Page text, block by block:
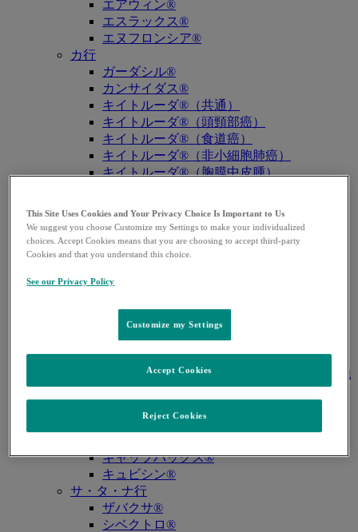
エアウィン®
エスラックス®
エヌフロンシア®
カ行
ガーダシル®
カンサイダス®
キイトルーダ®（共通）
キイトルーダ®（頭頸部癌）
キイトルーダ®（食道癌）
キイトルーダ®（非小細胞肺癌）
キイトルーダ®（胸膜中皮腫）
キイトルーダ®（胃癌）
キイトルーダ®（胆道癌）
キイトルーダ®（腎細胞癌）
キイトルーダ®（子宮体癌）
キイトルーダ®（子宮頸癌）
キイトルーダ®（悪性黒色腫）
キイトルーダ®（古典的ホジキンリンパ
腫）
キイトルーダ®（原発性縦隔大細胞型B細胞
リンパ腫（PMBCL））
キイトルーダ®（MSI-High結腸・直腸癌）
キャップバックス®
キュビシン®
サ・タ・ナ行
ザバクサ®
シベクトロ®
This Site Uses Cookies and Your Privacy Choice Is Important to Us
We suggest you choose Customize my Settings to make your individualized
choices. Accept Cookies means that you are choosing to accept third-party
Cookies and that you understand this choice.
See our Privacy Policy
Customize my Settings
Reject Cookies
Accept Cookies